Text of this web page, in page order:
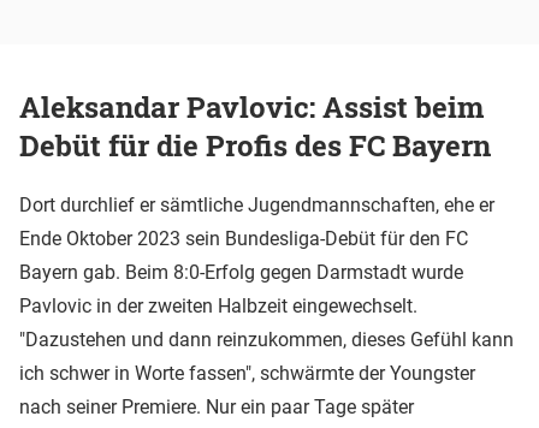
Aleksandar Pavlovic: Assist beim
Debüt für die Profis des FC Bayern
Dort durchlief er sämtliche Jugendmannschaften, ehe er
Ende Oktober 2023 sein Bundesliga-Debüt für den FC
Bayern gab. Beim 8:0-Erfolg gegen Darmstadt wurde
Pavlovic in der zweiten Halbzeit eingewechselt.
"Dazustehen und dann reinzukommen, dieses Gefühl kann
ich schwer in Worte fassen", schwärmte der Youngster
nach seiner Premiere. Nur ein paar Tage später